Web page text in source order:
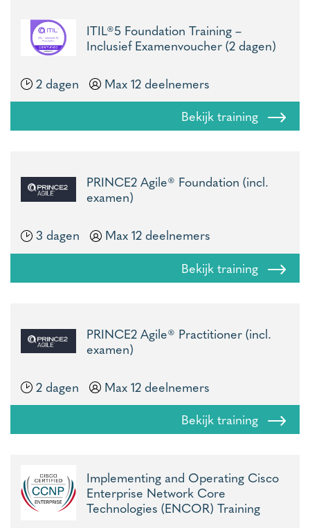
ITIL®5 Foundation Training –
Inclusief Examenvoucher (2 dagen)
2 dagen
Max 12 deelnemers
Bekijk training
PRINCE2 Agile® Foundation (incl.
examen)
3 dagen
Max 12 deelnemers
Bekijk training
PRINCE2 Agile® Practitioner (incl.
examen)
2 dagen
Max 12 deelnemers
Bekijk training
Implementing and Operating Cisco
Enterprise Network Core
Technologies (ENCOR) Training